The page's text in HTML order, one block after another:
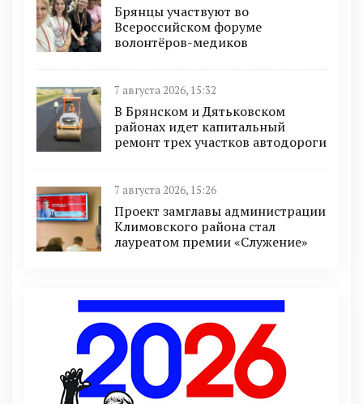
Брянцы участвуют во
Всероссийском форуме
волонтёров-медиков
7 августа 2026, 15:32
В Брянском и Дятьковском
районах идет капитальный
ремонт трех участков автодороги
7 августа 2026, 15:26
Проект замглавы администрации
Климовского района стал
лауреатом премии «Служение»